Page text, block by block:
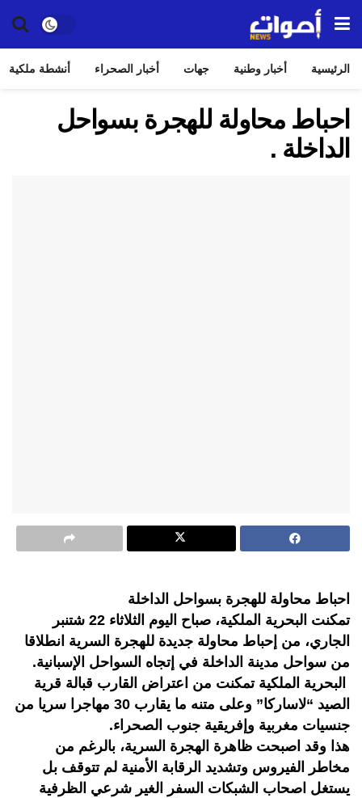
الرئيسية أخبار وطنية جهات أخبار الصحراء أنشطة ملكية
احباط محاولة للهجرة بسواحل
الداخلة .
احباط محاولة للهجرة بسواحل الداخلة
تمكنت البحرية الملكية، صباح اليوم الثلاثاء 22 شتنبر
الجاري، من إحباط محاولة جديدة للهجرة السرية انطلاقا
من سواحل مدينة الداخلة في إتجاه السواحل الإسبانية.
البحرية الملكية تمكنت من اعتراض القارب قبالة قرية
الصيد “لاساركا” وعلى متنه ما يقارب 30 مهاجرا سريا من
جنسيات مغربية وإفريقية جنوب الصحراء.
هذا وقد اصبحت ظاهرة الهجرة السرية، بالرغم من
مخاطر الفيروس وتشديد الرقابة الأمنية لم تتوقف بل
يستغل اصحاب الشبكات السفر الغير شرعي الظرفية